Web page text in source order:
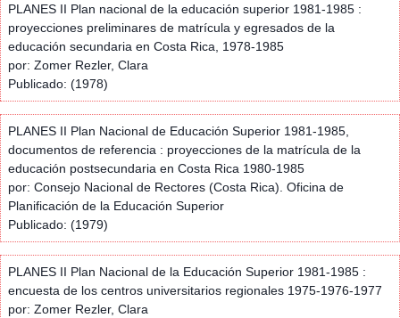
PLANES II Plan nacional de la educación superior 1981-1985 :
proyecciones preliminares de matrícula y egresados de la
educación secundaria en Costa Rica, 1978-1985
por: Zomer Rezler, Clara
Publicado: (1978)
PLANES II Plan Nacional de Educación Superior 1981-1985,
documentos de referencia : proyecciones de la matrícula de la
educación postsecundaria en Costa Rica 1980-1985
por: Consejo Nacional de Rectores (Costa Rica). Oficina de
Planificación de la Educación Superior
Publicado: (1979)
PLANES II Plan Nacional de la Educación Superior 1981-1985 :
encuesta de los centros universitarios regionales 1975-1976-1977
por: Zomer Rezler, Clara